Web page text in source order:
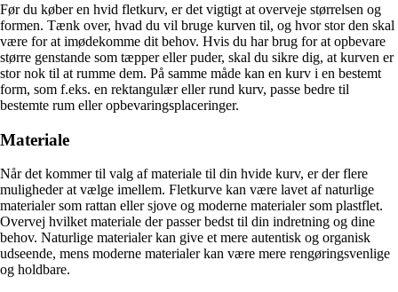
Før du køber en hvid fletkurv, er det vigtigt at overveje størrelsen og
formen. Tænk over, hvad du vil bruge kurven til, og hvor stor den skal
være for at imødekomme dit behov. Hvis du har brug for at opbevare
større genstande som tæpper eller puder, skal du sikre dig, at kurven er
stor nok til at rumme dem. På samme måde kan en kurv i en bestemt
form, som f.eks. en rektangulær eller rund kurv, passe bedre til
bestemte rum eller opbevaringsplaceringer.
Materiale
Når det kommer til valg af materiale til din hvide kurv, er der flere
muligheder at vælge imellem. Fletkurve kan være lavet af naturlige
materialer som rattan eller sjove og moderne materialer som plastflet.
Overvej hvilket materiale der passer bedst til din indretning og dine
behov. Naturlige materialer kan give et mere autentisk og organisk
udseende, mens moderne materialer kan være mere rengøringsvenlige
og holdbare.